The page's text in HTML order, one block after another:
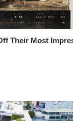
Their Most